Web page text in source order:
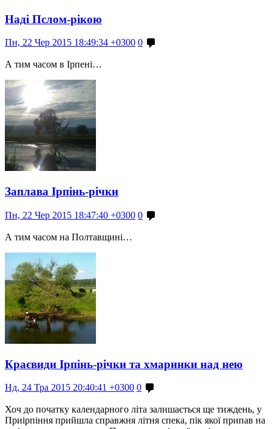
Наді Пслом-рікою
Пн, 22 Чер 2015 18:49:34 +0300 0
А тим часом в Ірпені…
Заплава Ірпінь-річки
Пн, 22 Чер 2015 18:47:40 +0300 0
А тим часом на Полтавщині…
Краєвиди Ірпінь-річки та хмаринки над нею
Нд, 24 Тра 2015 20:40:41 +0300 0
Хоч до початку календарного літа залишається ще тиждень, у
Приірпіння прийшла справжня літня спека, пік якої припав на